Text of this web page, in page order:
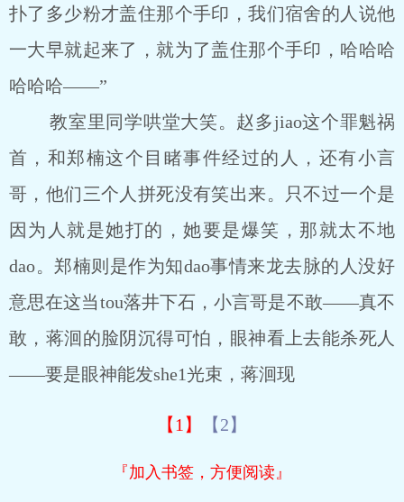
扑了多少粉才盖住那个手印，我们宿舍的人说他
一大早就起来了，就为了盖住那个手印，哈哈哈
哈哈哈――”
教室里同学哄堂大笑。赵多jiao这个罪魁祸
首，和郑楠这个目睹事件经过的人，还有小言
哥，他们三个人拼死没有笑出来。只不过一个是
因为人就是她打的，她要是爆笑，那就太不地
dao。郑楠则是作为知dao事情来龙去脉的人没好
意思在这当tou落井下石，小言哥是不敢――真不
敢，蒋洄的脸阴沉得可怕，眼神看上去能杀死人
――要是眼神能发she1光束，蒋洄现
【1】 【2】
『加入书签，方便阅读』